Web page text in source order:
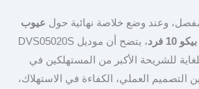
وعند وضع خلاصة نهائية حول عيوب
فرد
، يتضح أن موديل DVS05020S
للشريحة الأكبر من المستهلكين في
التصميم العملي، الكفاءة في الاستهلاك،